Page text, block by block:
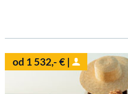
od 1 532,- € |